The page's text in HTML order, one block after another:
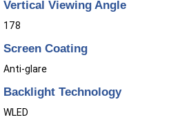
Vertical Viewing Angle
178
Screen Coating
Anti-glare
Backlight Technology
WLED